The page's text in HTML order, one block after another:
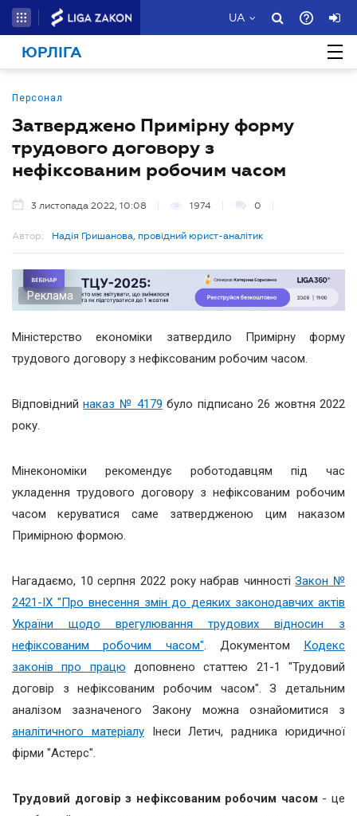
UA
ЮРЛІГА
Персонал
Затверджено Примірну форму
трудового договору з
нефіксованим робочим часом
3 листопада 2022, 10:08 1974 0
Автор: Надія Гришанова, провідний юрист-аналітик
Реклама
Міністерство економіки затвердило Примірну форму
трудового договору з нефіксованим робочим часом.
Відповіднийнаказ № 4179 було підписано 26 жовтня 2022
року.
Мінекономіки рекомендує роботодавцям під час
укладення трудового договору з нефіксованим робочим
часом керуватися саме затвердженою цим наказом
Примірною формою.
Нагадаємо, 10 серпня 2022 року набрав чинностіЗакон №
2421-IX "Про внесення змін до деяких законодавчих актів
України щодо врегулювання трудових відносин з
нефіксованим робочим часом". Документом Кодекс
законів про працю доповнено статтею 21-1 "Трудовий
договір з нефіксованим робочим часом". З детальним
аналізом зазначеного Закону можна ознайомитися з
аналітичного матеріалуІнеси Летич, радника юридичної
фірми "Астерс".
Трудовий договір з нефіксованим робочим часом - це